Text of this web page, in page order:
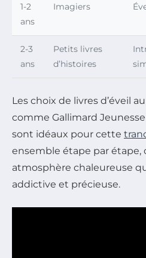
1-2
ans
Imagiers
2-3
ans
Petits livres
d’histoires
Les choix de livres d’éveil
comme Gallimard
sont idéaux pour cette
ensemble étape par étape,
atmosphère chaleureuse
addictive et précieuse.